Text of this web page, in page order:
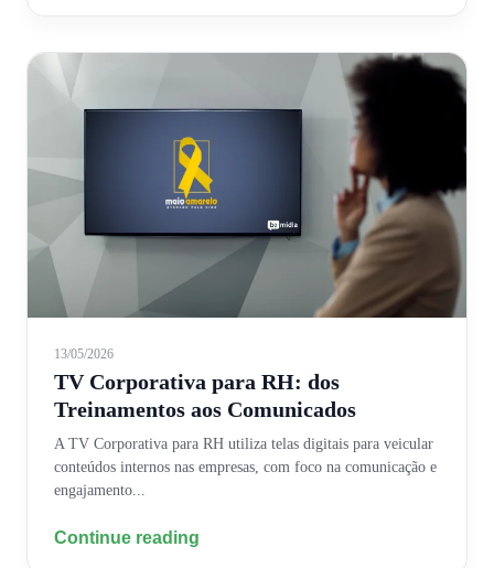
13/05/2026
TV Corporativa para RH: dos
Treinamentos aos Comunicados
A TV Corporativa para RH utiliza telas digitais para veicular
conteúdos internos nas empresas, com foco na comunicação e
engajamento...
Continue reading